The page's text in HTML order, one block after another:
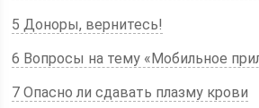
5 Доноры, вернитесь!
6 Вопросы на тему «Мобильное
7 Опасно ли сдавать плазму крови